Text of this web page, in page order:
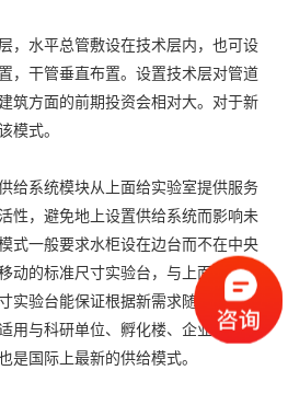
水平总管敷设在技术层内，也可设
，干管垂直布置。设置技术层对管道
筑方面的前期投资会相对大。对于新
模式。
系统模块从上面给实验室提供服务
性，避免地上设置供给系统而影响未
式一般要求水柜设在边台而不在中央
动的标准尺寸实验台，与上面的供给
实验台能保证根据新需求随意拼接成
用与科研单位、孵化楼、企业等未来
是国际上最新的供给模式。